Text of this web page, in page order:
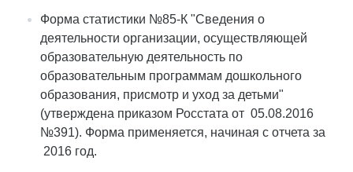
Форма статистики №85-К "Сведения о
деятельности организации, осуществляющей
образовательную деятельность по
образовательным программам дошкольного
образования, присмотр и уход за детьми"
(утверждена приказом Росстата от 05.08.2016
№391). Форма применяется, начиная с отчета за
2016 год.